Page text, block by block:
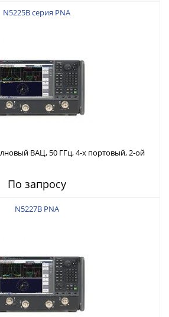
N5225B серия PNA
ВАЦ, 50 ГГц, 4-х портовый, 2-ой
установка, опорный
По запросу
N5227B PNA